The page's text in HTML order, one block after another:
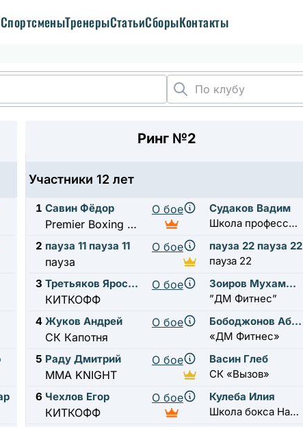
СпортсменыТренерыСтатьиСборыКонтакты
Ринг №2
Участники 12 лет
1 Савин Фёдор
Premier Boxing Academy
О бое
Судаков Вадим
Школа профессионального бокса А.Н. Ткаченко
2 пауза 11 пауза 11
пауза
О бое
пауза 22 пауза 22
пауза 22
3
Третьяков Ярослав
КИТКОФФ
О бое
Зоиров Мухаммадсолех
”ДМ Фитнес”
4 Жуков Андрей
СК Капотня
О бое
Бободжонов Абубакр
«ДМ Фитнес»
5 Раду Дмитрий
MMA KNIGHT
О бое
Васин Глеб
СК «Вызов»
6 Чехлов Егор
КИТКОФФ
О бое
Кулеба Илия
Школа бокса Нахабино